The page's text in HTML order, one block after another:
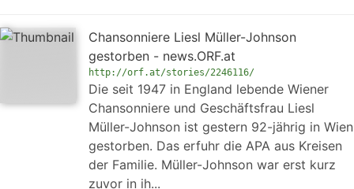
Chan­so­nni­e­re Liesl Müller-Johnson
gestorben - news.ORF.at
http://orf.at/stories/2246116/
Die seit 1947 in England lebende Wiener
Chanso­nni­e­re und Geschäftsfrau Liesl
Müller-Johnson ist gestern 92-jährig in Wien
gestorben. Das erfuhr die APA aus Kreisen
der Familie. Müller-Johnson war erst kurz
zuvor in ih...